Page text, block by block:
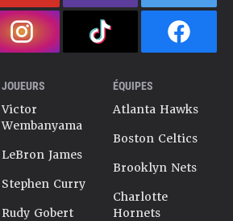
JOUEURS
Victor
Wembanyama
LeBron James
Stephen Curry
Rudy Gobert
ÉQUIPES
Atlanta Hawks
Boston Celtics
Brooklyn Nets
Charlotte
Hornets